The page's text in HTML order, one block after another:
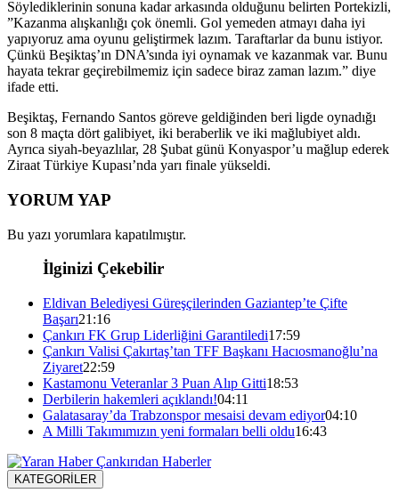
Söylediklerinin sonuna kadar arkasında olduğunu belirten Portekizli,
”Kazanma alışkanlığı çok önemli. Gol yemeden atmayı daha iyi
yapıyoruz ama oyunu geliştirmek lazım. Taraftarlar da bunu istiyor.
Çünkü Beşiktaş’ın DNA’sında iyi oynamak ve kazanmak var. Bunu
hayata tekrar geçirebilmemiz için sadece biraz zaman lazım.” diye
ifade etti.
Beşiktaş, Fernando Santos göreve geldiğinden beri ligde oynadığı
son 8 maçta dört galibiyet, iki beraberlik ve iki mağlubiyet aldı.
Ayrıca siyah-beyazlılar, 28 Şubat günü Konyaspor’u mağlup ederek
Ziraat Türkiye Kupası’nda yarı finale yükseldi.
YORUM YAP
Bu yazı yorumlara kapatılmıştır.
İlginizi Çekebilir
Eldivan Belediyesi Güreşçilerinden Gaziantep’te Çifte
Başarı21:16
Çankırı FK Grup Liderliğini Garantiledi17:59
Çankırı Valisi Çakırtaş’tan TFF Başkanı Hacıosmanoğlu’na
Ziyaret22:59
Kastamonu Veteranlar 3 Puan Alıp Gitti18:53
Derbilerin hakemleri açıklandı!04:11
Galatasaray’da Trabzonspor mesaisi devam ediyor04:10
A Milli Takımımızın yeni formaları belli oldu16:43
KATEGORİLER